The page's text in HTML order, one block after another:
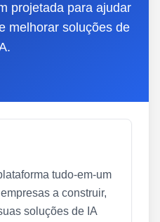
projetada para ajudar
melhorar soluções de
tudo-em-um
a construir,
soluções de IA